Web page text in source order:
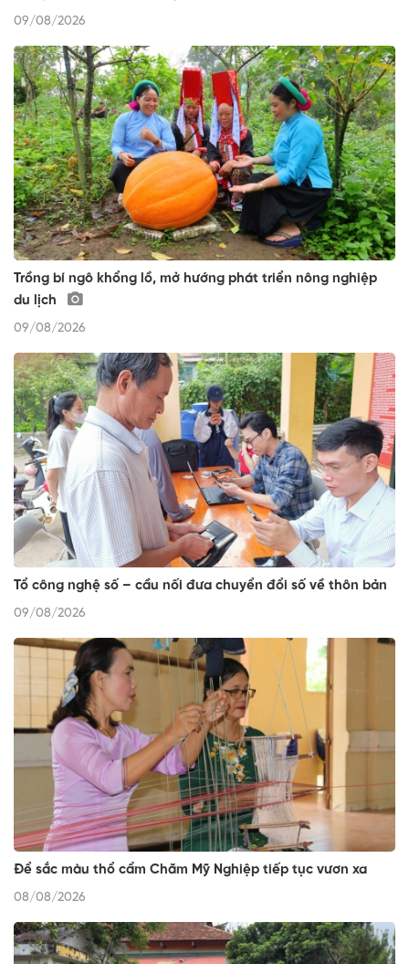
09/08/2026
Trồng bí ngô khổng lồ, mở hướng phát triển nông nghiệp
du lịch
09/08/2026
Tổ công nghệ số – cầu nối đưa chuyển đổi số về thôn bản
09/08/2026
Để sắc màu thổ cẩm Chăm Mỹ Nghiệp tiếp tục vươn xa
08/08/2026